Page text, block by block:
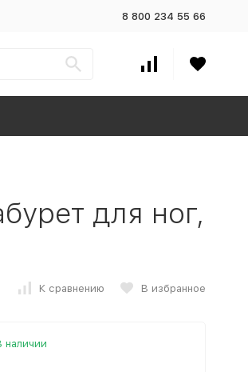
8 800 234 55 66
для ног,
К сравнению В избранное
наличии